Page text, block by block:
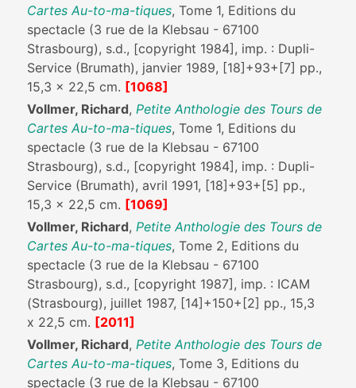
Cartes Au-to-ma-tiques, Tome 1, Editions du
spectacle (3 rue de la Klebsau - 67100
Strasbourg), s.d., [copyright 1984], imp. : Dupli-
Service (Brumath), janvier 1989, [18]+93+[7] pp.,
15,3 x 22,5 cm. [1068]
Vollmer, Richard, Petite Anthologie des Tours de
Cartes Au-to-ma-tiques, Tome 1, Editions du
spectacle (3 rue de la Klebsau - 67100
Strasbourg), s.d., [copyright 1984], imp. : Dupli-
Service (Brumath), avril 1991, [18]+93+[5] pp.,
15,3 x 22,5 cm. [1069]
Vollmer, Richard, Petite Anthologie des Tours de
Cartes Au-to-ma-tiques, Tome 2, Editions du
spectacle (3 rue de la Klebsau - 67100
Strasbourg), s.d., [copyright 1987], imp. : ICAM
(Strasbourg), juillet 1987, [14]+150+[2] pp., 15,3
x 22,5 cm. [2011]
Vollmer, Richard, Petite Anthologie des Tours de
Cartes Au-to-ma-tiques, Tome 3, Editions du
spectacle (3 rue de la Klebsau - 67100